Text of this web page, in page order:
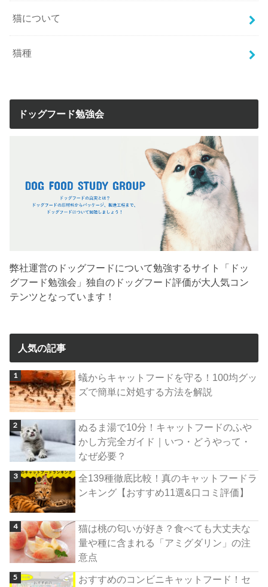
猫について
猫種
ドッグフード勉強会
弊社運営のドッグフードについて勉強するサイト「ドッ
グフード勉強会」独自のドッグフード評価が大人気コン
テンツとなっています！
人気の記事
蟻からキャットフードを守る！100均グッ
ズで簡単に対処する方法を解説
ぬるま湯で10分！キャットフードのふや
かし方完全ガイド｜いつ・どうやって・
なぜ必要？
全139種徹底比較！真のキャットフードラ
ンキング【おすすめ11選&口コミ評価】
猫は桃の匂いが好き？食べても大丈夫な
量や種に含まれる「アミグダリン」の注
意点
おすすめのコンビニキャットフード！セ